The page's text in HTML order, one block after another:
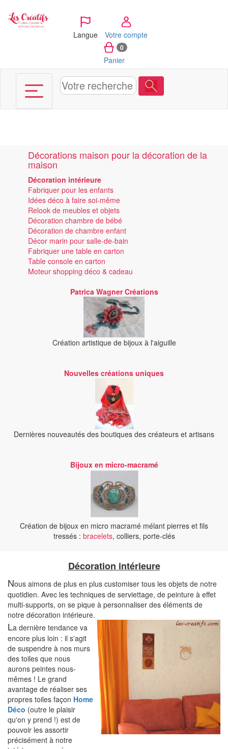
Langue Votre compte
0
Panier
Décorations maison pour la décoration de la
maison
Décoration intérieure
Fabriquer pour les enfants
Idées déco à faire soi-même
Relook de meubles et objets
Décoration chambre de bébé
Décoration de chambre enfant
Décor marin pour salle-de-bain
Fabriquer une table en carton
Table console en carton
Moteur shopping déco & cadeau
Patrica Wagner Créations
Création artistique de bijoux à l'aiguille
Nouvelles créations uniques
Dernières nouveautés des boutiques des créateurs et artisans
Bijoux en micro-macramé
Création de bijoux en micro macramé mélant pierres et fils
tressés : bracelets, colliers, porte-clés
Décoration intérieure
Nous aimons de plus en plus customiser tous les objets de notre
quotidien. Avec les techniques de serviettage, de peinture à effet
multi-supports, on se pique à personnaliser des éléments de
notre décoration intérieure.
La dernière tendance va
encore plus loin : il s'agit
de suspendre à nos murs
des toiles que nous
aurons peintes nous-
mêmes ! Le grand
avantage de réaliser ses
propres toiles façon Home
Déco (outre le plaisir
qu'on y prend !) est de
pouvoir les assortir
précisément à notre